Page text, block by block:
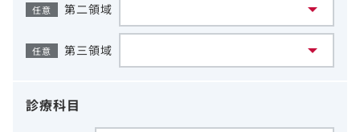
任意 第二領域
任意 第三領域
診療科目